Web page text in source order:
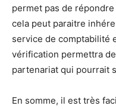
permet pas de
cela peut paraitre
service de comptabilité
vérification permettra
partenariat qui pourrait
En somme, il est très